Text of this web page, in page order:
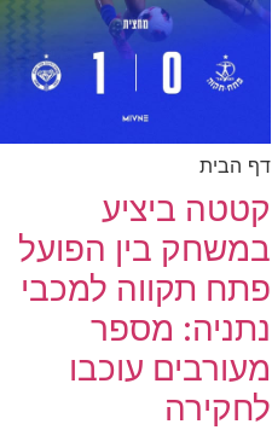
דף הבית
קטטה ביציע
במשחק בין הפועל
פתח תקווה למכבי
נתניה: מספר
מעורבים עוכבו
לחקירה